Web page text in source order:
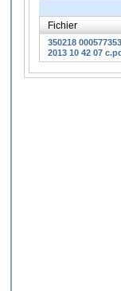
Fichier
350218
2013 10 42 07